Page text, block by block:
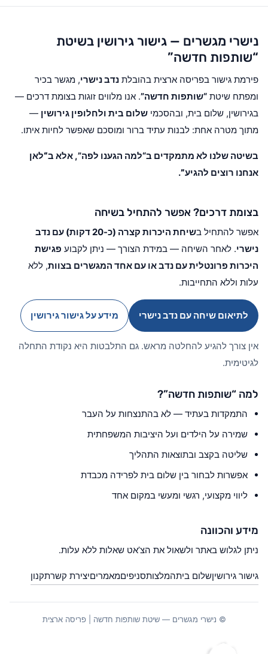
נישרי מגשרים — גישור גירושין בשיטת
“שותפות חדשה”
פירמת גישור בפריסה ארצית בהובלת נדב נישרי, מגשר בכיר
ומפתח שיטת “שותפות חדשה”. אנו מלווים זוגות בצומת דרכים —
בגירושין, שלום בית, ובהסכמי שלום בית ולחלופין גירושין —
מתוך מטרה אחת: לבנות עתיד ברור ומוסכם שאפשר לחיות איתו.
בשיטה שלנו לא מתמקדים ב“למה הגענו לפה”, אלא ב“לאן
אנחנו רוצים להגיע”.
בצומת דרכים? אפשר להתחיל בשיחה
אפשר להתחיל ב
שיחת היכרות קצרה (כ-20 דקות) עם נדב
נישרי. לאחר השיחה — במידת הצורך — ניתן לקבוע פגישת
היכרות פרונטלית עם נדב או עם אחד המגשרים בצוות, ללא
עלות וללא התחייבות.
לתיאום שיחה עם נדב נישרי מידע על גישור גירושין
אין צורך להגיע להחלטה מראש. גם התלבטות היא נקודת התחלה
לגיטימית.
למה “שותפות חדשה”?
התמקדות בעתיד — לא בהתנצחות על העבר
שמירה על הילדים ועל היציבות המשפחתית
שליטה בקצב ובתוצאות התהליך
אפשרות לבחור בין שלום בית לפרידה מכבדת
ליווי מקצועי, רגשי ומעשי במקום אחד
מידע והכוונה
ניתן לגלוש באתר ולשאול את הצ’אט שאלות ללא עלות.
גישור גירושיןשלום ביתהמלצותסניפיםמאמריםיצירת קשרתקנון
© נישרי מגשרים — שיטת שותפות חדשה | פריסה ארצית